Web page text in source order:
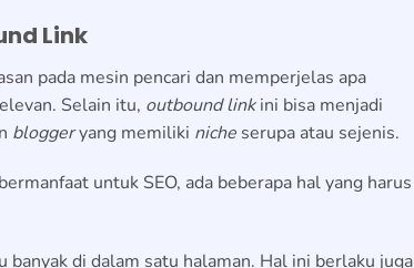
Link
pada mesin pencari dan memperjelas apa
Selain itu, outbound linkini bisa menjadi
bloggeryang memiliki niche serupa atau sejenis.
untuk SEO, ada beberapa hal yang harus
di dalam satu halaman. Hal ini berlaku juga